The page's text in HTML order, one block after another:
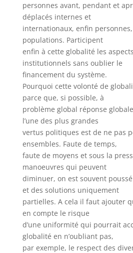
personnes avant, pendant et
déplacés internes et
internationaux, enfin
populations. Participent
enfin à cette globalité les
institutionnels sans oublier le
financement du système.
Pourquoi cette volonté de
parce que, si possible, à
problème global réponse
l’une des plus grandes
vertus politiques est de ne pas
ensembles. Faute de temps,
faute de moyens et sous la
manoeuvres qui peuvent
diminuer, on est souvent
et des solutions uniquement
partielles. A cela il faut ajouter
en compte le risque
d’une uniformité qui pourrait
globalité en n’oubliant pas,
par exemple, le respect des